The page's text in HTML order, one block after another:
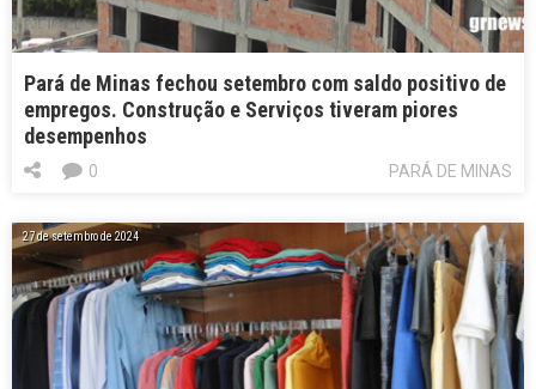
Pará de Minas fechou setembro com saldo positivo de
empregos. Construção e Serviços tiveram piores
desempenhos
PARÁ DE MINAS
0
27 de setembro de 2024